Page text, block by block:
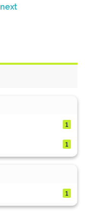
next
1
1
1